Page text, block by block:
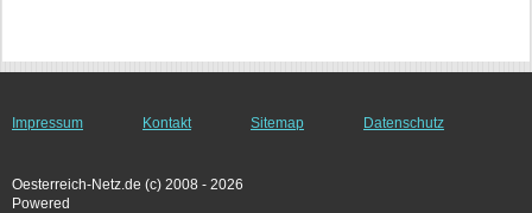
Impressum Kontakt Sitemap Datenschutz
Oesterreich-Netz.de (c) 2008 - 2026
Powered